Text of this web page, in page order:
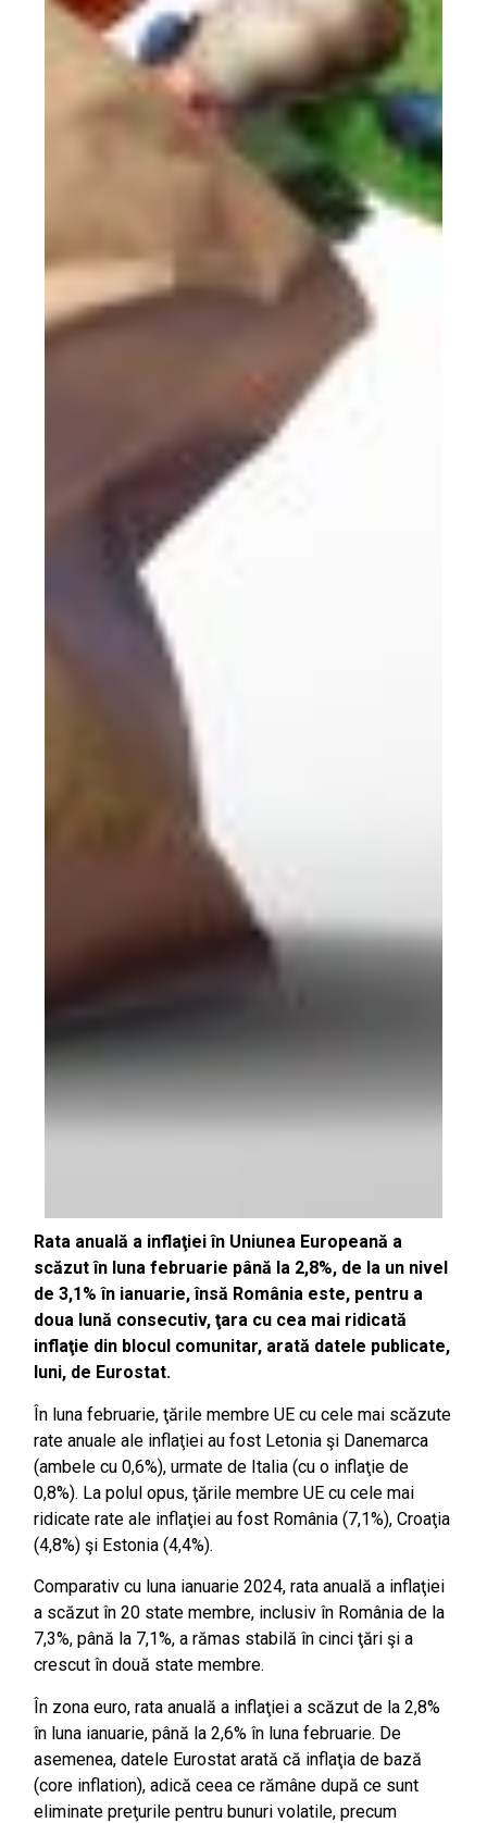
Rata anuală a inflaţiei în Uniunea Europeană a
scăzut în luna februarie până la 2,8%, de la un nivel
de 3,1% în ianuarie, însă România este, pentru a
doua lună consecutiv, ţara cu cea mai ridicată
inflaţie din blocul comunitar, arată datele publicate,
luni, de Eurostat.
În luna februarie, ţările membre UE cu cele mai scăzute
rate anuale ale inflaţiei au fost Letonia şi Danemarca
(ambele cu 0,6%), urmate de Italia (cu o inflaţie de
0,8%). La polul opus, ţările membre UE cu cele mai
ridicate rate ale inflaţiei au fost România (7,1%), Croaţia
(4,8%) şi Estonia (4,4%).
Comparativ cu luna ianuarie 2024, rata anuală a inflaţiei
a scăzut în 20 state membre, inclusiv în România de la
7,3%, până la 7,1%, a rămas stabilă în cinci ţări şi a
crescut în două state membre.
În zona euro, rata anuală a inflaţiei a scăzut de la 2,8%
în luna ianuarie, până la 2,6% în luna februarie. De
asemenea, datele Eurostat arată că inflaţia de bază
(core inflation), adică ceea ce rămâne după ce sunt
eliminate preţurile pentru bunuri volatile, precum